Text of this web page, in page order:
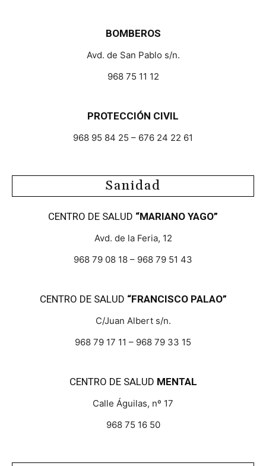
BOMBEROS
Avd. de San Pablo s/n.
968 75 11 12
PROTECCIÓN CIVIL
968 95 84 25 – 676 24 22 61
Sanidad
CENTRO DE SALUD “MARIANO YAGO”
Avd. de la Feria, 12
968 79 08 18 – 968 79 51 43
CENTRO DE SALUD “FRANCISCO PALAO”
C/Juan Albert s/n.
968 79 17 11 – 968 79 33 15
CENTRO DE SALUD MENTAL
Calle Águilas, nº 17
968 75 16 50